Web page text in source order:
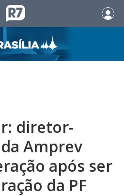
diretor-
Amprev
após ser
da PF